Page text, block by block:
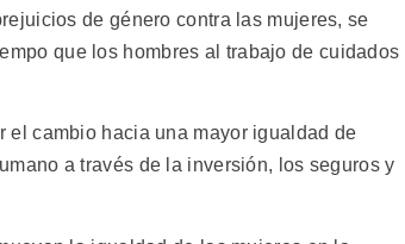
de género contra las mujeres, se
que los hombres al trabajo de cuidados
el cambio hacia una mayor igualdad de
a través de la inversión, los seguros y